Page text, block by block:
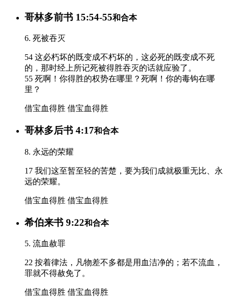
哥林多前书 15:54-55和合本
6. 死被吞灭
54 这必朽坏的既变成不朽坏的，这必死的既变成不死
的，那时经上所记死被得胜吞灭的话就应验了。
55 死啊！你得胜的权势在哪里？死啊！你的毒钩在哪
里？
借宝血得胜 借宝血得胜
哥林多后书 4:17和合本
8. 永远的荣耀
17 我们这至暂至轻的苦楚，要为我们成就极重无比、永
远的荣耀。
借宝血得胜 借宝血得胜
希伯来书 9:22和合本
5. 流血赦罪
22 按着律法，凡物差不多都是用血洁净的；若不流血，
罪就不得赦免了。
借宝血得胜 借宝血得胜